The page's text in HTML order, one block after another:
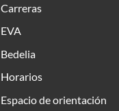
Carreras
EVA
Bedelia
Horarios
Espacio de orientación